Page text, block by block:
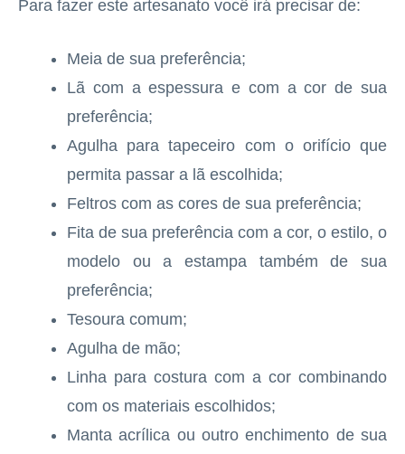
Para fazer este artesanato você irá precisar de:
Meia de sua preferência;
Lã com a espessura e com a cor de sua
preferência;
Agulha para tapeceiro com o orifício que
permita passar a lã escolhida;
Feltros com as cores de sua preferência;
Fita de sua preferência com a cor, o estilo, o
modelo ou a estampa também de sua
preferência;
Tesoura comum;
Agulha de mão;
Linha para costura com a cor combinando
com os materiais escolhidos;
Manta acrílica ou outro enchimento de sua